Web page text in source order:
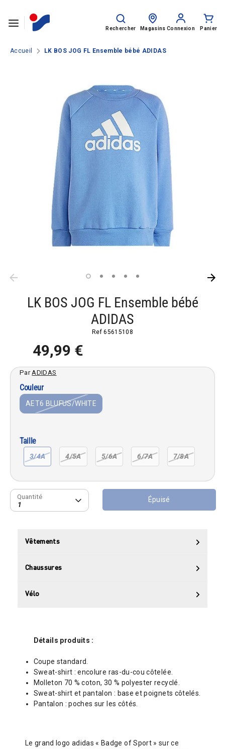
Rechercher
Recherche
Rechercher
sur
Magasins Connexion Panier
Rentrée des classes
NOS CATALOGUES
CLUBS ET COLLECTIVITÉS
Accueil LK BOS JOG FL Ensemble bébé ADIDAS
LK BOS JOG FL Ensemble bébé
ADIDAS
Ref65615108
49,99 €
ParADIDAS
Couleur
AET6 BLUFUS/WHITE
Taille
3/4A 4/5A 5/6A 6/7A 7/8A
Quantité
1
Quantité Épuisé
Vêtements
Chaussures
Vélo
Détails produits :
Coupe standard.
Sweat-shirt : encolure ras-du-cou côtelée.
Molleton 70 % coton, 30 % polyester recyclé.
Sweat-shirt et pantalon : base et poignets côtelés.
Pantalon : poches sur les côtés.
Le grand logo adidas « Badge of Sport » sur ce